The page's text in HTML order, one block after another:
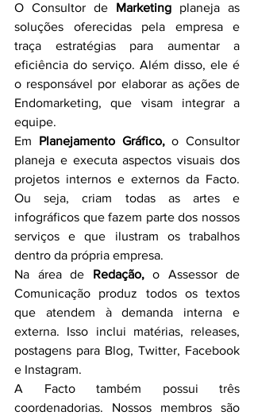
O Consultor de Marketing planeja as
soluções oferecidas pela empresa e
traça estratégias para aumentar a
eficiência do serviço. Além disso, ele é
o responsável por elaborar as ações de
Endomarketing, que visam integrar a
equipe.
Em Planejamento Gráfico, o Consultor
planeja e executa aspectos visuais dos
projetos internos e externos da Facto.
Ou seja, criam todas as artes e
infográficos que fazem parte dos nossos
serviços e que ilustram os trabalhos
dentro da própria empresa.
Na área de Redação, o Assessor de
Comunicação produz todos os textos
que atendem à demanda interna e
externa. Isso inclui matérias, releases,
postagens para Blog, Twitter, Facebook
e Instagram.
A Facto também possui três
coordenadorias. Nossos membros são